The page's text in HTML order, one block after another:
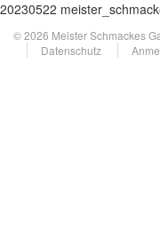
20230522
© 2026 Meister Schmackes
Datenschutz